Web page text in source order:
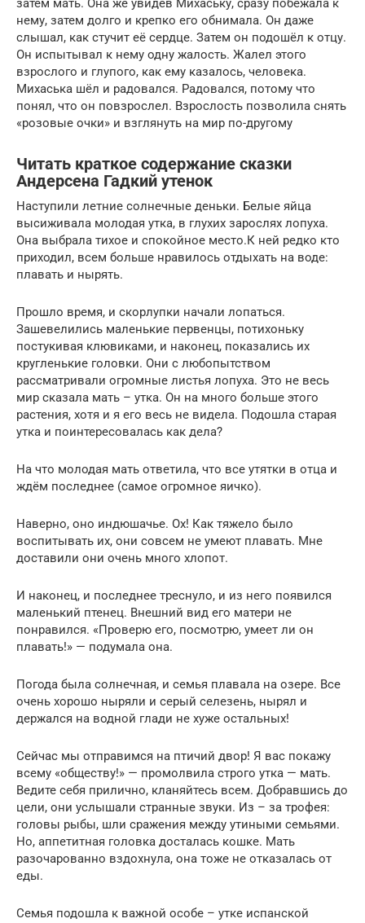
затем мать. Она же увидев Михаську, сразу побежала к
нему, затем долго и крепко его обнимала. Он даже
слышал, как стучит её сердце. Затем он подошёл к отцу.
Он испытывал к нему одну жалость. Жалел этого
взрослого и глупого, как ему казалось, человека.
Михаська шёл и радовался. Радовался, потому что
понял, что он повзрослел. Взрослость позволила снять
«розовые очки» и взглянуть на мир по-другому
Читать краткое содержание сказки
Андерсена Гадкий утенок
Наступили летние солнечные деньки. Белые яйца
высиживала молодая утка, в глухих зарослях лопуха.
Она выбрала тихое и спокойное место.К ней редко кто
приходил, всем больше нравилось отдыхать на воде:
плавать и нырять.
Прошло время, и скорлупки начали лопаться.
Зашевелились маленькие первенцы, потихоньку
постукивая клювиками, и наконец, показались их
кругленькие головки. Они с любопытством
рассматривали огромные листья лопуха. Это не весь
мир сказала мать – утка. Он на много больше этого
растения, хотя и я его весь не видела. Подошла старая
утка и поинтересовалась как дела?
На что молодая мать ответила, что все утятки в отца и
ждём последнее (самое огромное яичко).
Наверно, оно индюшачье. Ох! Как тяжело было
воспитывать их, они совсем не умеют плавать. Мне
доставили они очень много хлопот.
И наконец, и последнее треснуло, и из него появился
маленький птенец. Внешний вид его матери не
понравился. «Проверю его, посмотрю, умеет ли он
плавать!» — подумала она.
Погода была солнечная, и семья плавала на озере. Все
очень хорошо ныряли и серый селезень, нырял и
держался на водной глади не хуже остальных!
Сейчас мы отправимся на птичий двор! Я вас покажу
всему «обществу!» — промолвила строго утка — мать.
Ведите себя прилично, кланяйтесь всем. Добравшись до
цели, они услышали странные звуки. Из – за трофея:
головы рыбы, шли сражения между утиными семьями.
Но, аппетитная головка досталась кошке. Мать
разочарованно вздохнула, она тоже не отказалась от
еды.
Семья подошла к важной особе – утке испанской